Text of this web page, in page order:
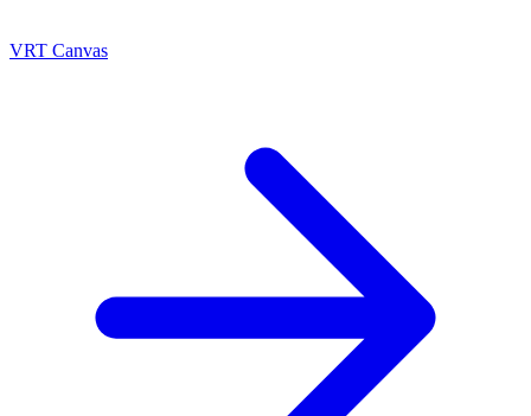
VRT Canvas